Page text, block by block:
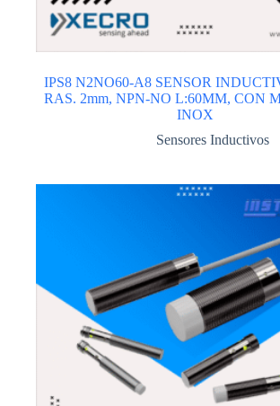
IPS8 N2NO60-A8 SENSOR
RAS. 2mm, NPN-NO L:60MM, CON
INOX
Sensores Inductivos